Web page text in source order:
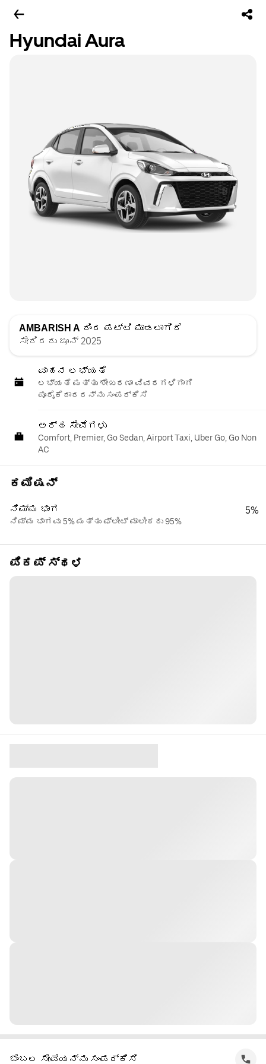
Hyundai Aura
AMBARISH A ರಿಂದ ಪಟ್ಟಿ ಮಾಡಲಾಗಿದೆ
ಸೇರಿದರು ಜೂನ್ 2025
ವಾಹನ ಲಭ್ಯತೆ
ಲಭ್ಯತೆ ಮತ್ತು ಶೇಖರಣಾ ವಿವರಗಳಿಗಾಗಿ
ಪೂರೈಕೆದಾರರನ್ನು ಸಂಪರ್ಕಿಸಿ
ಅರ್ಹ ಸೇವೆಗಳು
Comfort, Premier, Go Sedan, Airport Taxi, Uber Go, Go Non
AC
ಕಮಿಷನ್
ನಿಮ್ಮ ಭಾಗ
ನಿಮ್ಮ ಭಾಗವು 5% ಮತ್ತು ಫ್ಲೀಟ್ ಮಾಲೀಕರು 95%
5%
ಪಿಕಪ್ ಸ್ಥಳ
ಬೆಂಬಲ ಸೇವೆಯನ್ನು ಸಂಪರ್ಕಿಸಿ